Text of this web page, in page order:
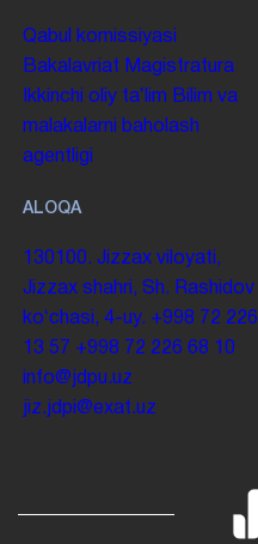
Qabul komissiyasi
Bakalavriat Magistratura
Ikkinchi oliy taʼlim Bilim va
malakalarni baholash
agentligi
ALOQA
130100. Jizzax viloyati,
Jizzax shahri, Sh. Rashidov
koʻchasi, 4-uy. +998 72 226
13 57 +998 72 226 68 10
info@jdpu.uz
jiz.jdpi@exat.uz